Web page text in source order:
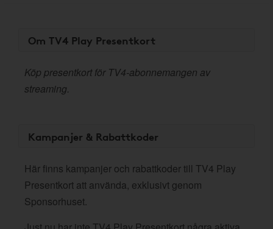
Om TV4 Play Presentkort
Köp presentkort för TV4-abonnemangen av
streaming.
Kampanjer & Rabattkoder
Här finns kampanjer och rabattkoder till TV4 Play
Presentkort att använda, exklusivt genom
Sponsorhuset.